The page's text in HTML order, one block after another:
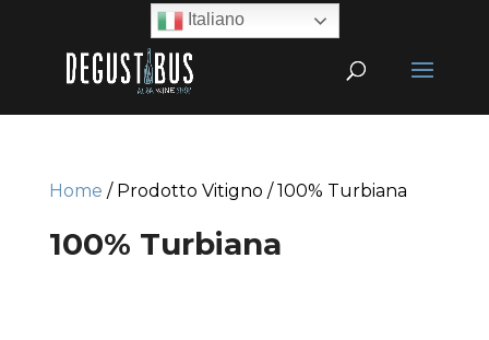
Home / Prodotto Vitigno / 100% Turbiana
100% Turbiana
Italiano